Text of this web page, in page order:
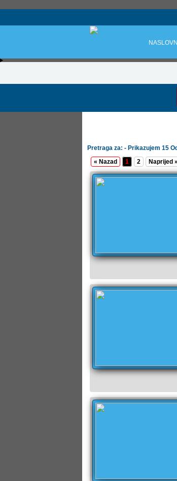
Pretraga za: - Prikazujem 15
« Nazad 1 2 Naprijed »